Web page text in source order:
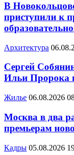
В
приступили к
Архитектура
Сергей
Ильи Пророка
Жилье 06.08.2026
Москва в два
премьерам
Кадры 05.08.2026